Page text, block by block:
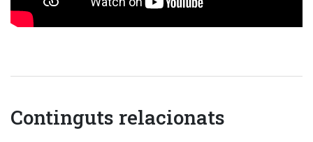
Continguts relacionats